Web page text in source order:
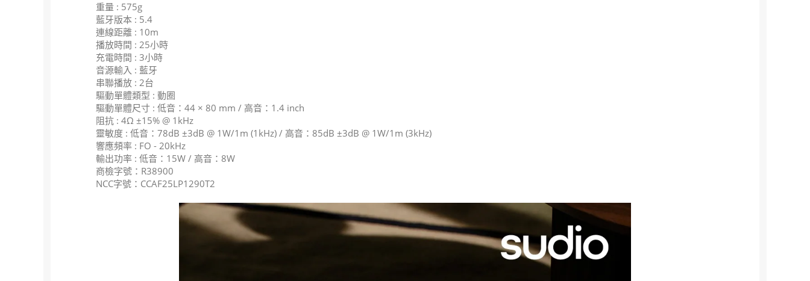
重量 : 575g
藍牙版本 : 5.4
連線距離 : 10m
播放時間 : 25小時
充電時間 : 3小時
音源輸入 : 藍牙
串聯播放 : 2台
驅動單體類型 : 動圈
驅動單體尺寸 : 低音：44 × 80 mm / 高音：1.4 inch
阻抗 : 4Ω ±15% @ 1kHz
靈敏度 : 低音：78dB ±3dB @ 1W/1m (1kHz) / 高音：85dB ±3dB @ 1W/1m (3kHz)
響應頻率 : FO - 20kHz
輸出功率 : 低音：15W / 高音：8W
商檢字號：R38900
NCC字號：CCAF25LP1290T2